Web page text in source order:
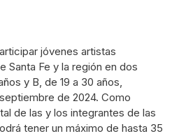
jóvenes artistas
Santa Fe y la región en dos
y B, de 19 a 30 años,
de 2024. Como
de las y los integrantes de las
tener un máximo de hasta 35